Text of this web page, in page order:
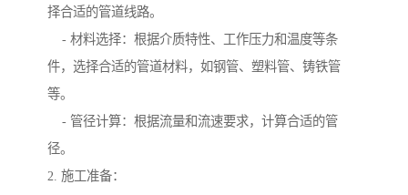
择合适的管道线路。
- 材料选择：根据介质特性、工作压力和温度等条
件，选择合适的管道材料，如钢管、塑料管、铸铁管
等。
- 管径计算：根据流量和流速要求，计算合适的管
径。
2. 施工准备：